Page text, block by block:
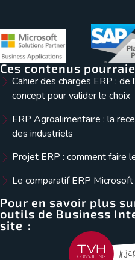
Ces contenus
Cahier des charges ERP : de
concept pour valider le choix
ERP Agroalimentaire : la
des industriels
Projet ERP : comment faire
Le comparatif ERP
Pour en savoir plus
outils de Business
site :